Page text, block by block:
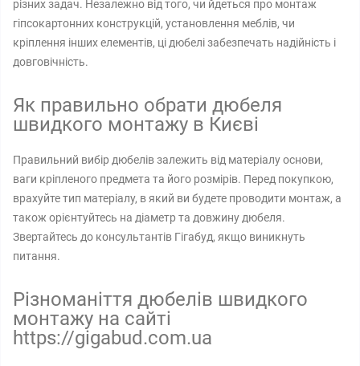
різних задач. Незалежно від того, чи йдеться про монтаж
гіпсокартонних конструкцій, установлення меблів, чи
кріплення інших елементів, ці дюбелі забезпечать надійність і
довговічність.
Як правильно обрати дюбеля
швидкого монтажу в Києві
Правильний вибір дюбелів залежить від матеріалу основи,
ваги кріпленого предмета та його розмірів. Перед покупкою,
врахуйте тип матеріалу, в який ви будете проводити монтаж, а
також орієнтуйтесь на діаметр та довжину дюбеля.
Звертайтесь до консультантів Гігабуд, якщо виникнуть
питання.
Різноманіття дюбелів швидкого
монтажу на сайті
https://gigabud.com.ua